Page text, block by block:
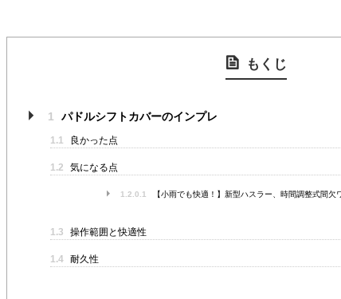
もくじ
1 パドルシフトカバーのインプレ
1.1 良かった点
1.2 気になる点
1.2.0.1 【小雨でも快適！】新型ハスラー、時間調整式間
1.3 操作範囲と快適性
1.4 耐久性